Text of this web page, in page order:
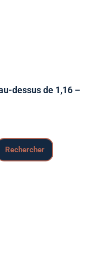
dessus de 1,16 –
Rechercher